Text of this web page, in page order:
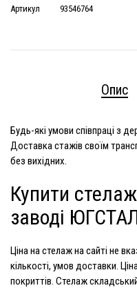
Артикул
93546764
Опис
Будь-які умови співпраці з
Доставка стажів своїм
без вихідних.
Купити
заводі
Ціна на стелажна сайті не
кількості, умов доставки.
покриттів. Стелаж